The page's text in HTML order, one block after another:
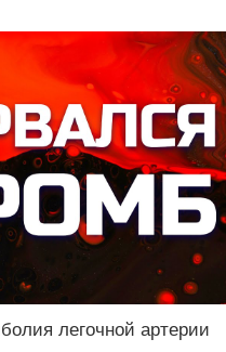
легочной артерии